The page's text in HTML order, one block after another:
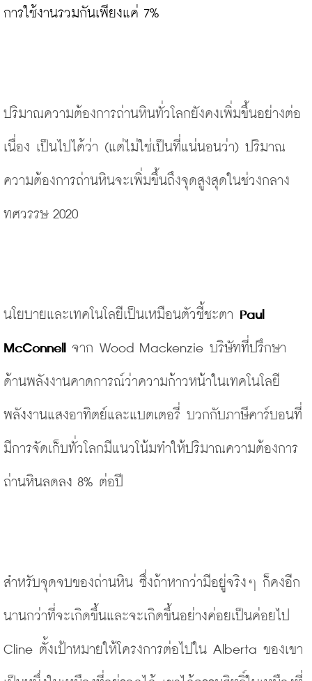
การใช้งานรวมกันเพียงแค่ 7%
ปริมาณความต้องการถ่านหินทั่วโลกยังคงเพิ่มขึ้นอย่างต่อ
เนื่อง เป็นไปได้ว่า (แต่ไม่ใช่เป็นที่แน่นอนว่า) ปริมาณ
ความต้องการถ่านหินจะเพิ่มขึ้นถึงจุดสูงสุดในช่วงกลาง
ทศวรรษ 2020
นโยบายและเทคโนโลยีเป็นเหมือนตัวชี้ชะตา Paul
McConnell จาก Wood Mackenzie บริษัทที่ปรึกษา
ด้านพลังงานคาดการณ์ว่าความก้าวหน้าในเทคโนโลยี
พลังงานแสงอาทิตย์และแบตเตอรี่ บวกกับภาษีคาร์บอนที่
มีการจัดเก็บทั่วโลกมีแนวโน้มทำให้ปริมาณความต้องการ
ถ่านหินลดลง 8% ต่อปี
สำหรับจุดจบของถ่านหิน ซึ่งถ้าหากว่ามีอยู่จริงๆ ก็คงอีก
นานกว่าที่จะเกิดขึ้นและจะเกิดขึ้นอย่างค่อยเป็นค่อยไป
Cline ตั้งเป้าหมายให้โครงการต่อไปใน Alberta ของเขา